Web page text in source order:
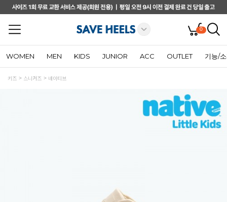
0
WOMEN MEN KIDS JUNIOR ACC OUTLET 기능/
키즈 스니커즈 네이티브